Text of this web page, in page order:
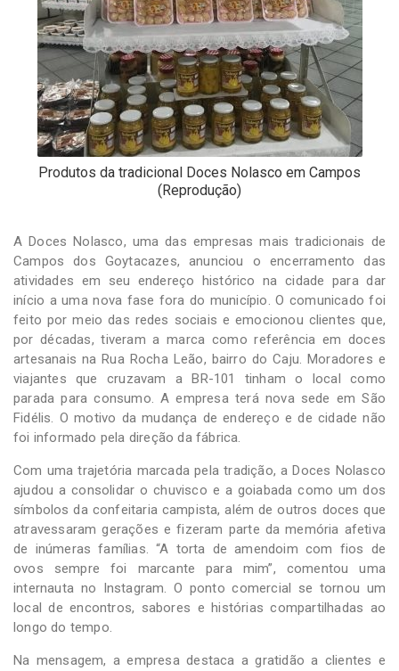
Produtos da tradicional Doces Nolasco em Campos
(Reprodução)
A Doces Nolasco, uma das empresas mais tradicionais de
Campos dos Goytacazes, anunciou o encerramento das
atividades em seu endereço histórico na cidade para dar
início a uma nova fase fora do município. O comunicado foi
feito por meio das redes sociais e emocionou clientes que,
por décadas, tiveram a marca como referência em doces
artesanais na Rua Rocha Leão, bairro do Caju. Moradores e
viajantes que cruzavam a BR-101 tinham o local como
parada para consumo. A empresa terá nova sede em São
Fidélis. O motivo da mudança de endereço e de cidade não
foi informado pela direção da fábrica.
Com uma trajetória marcada pela tradição, a Doces Nolasco
ajudou a consolidar o chuvisco e a goiabada como um dos
símbolos da confeitaria campista, além de outros doces que
atravessaram gerações e fizeram parte da memória afetiva
de inúmeras famílias. “A torta de amendoim com fios de
ovos sempre foi marcante para mim”, comentou uma
internauta no Instagram. O ponto comercial se tornou um
local de encontros, sabores e histórias compartilhadas ao
longo do tempo.
Na mensagem, a empresa destaca a gratidão a clientes e